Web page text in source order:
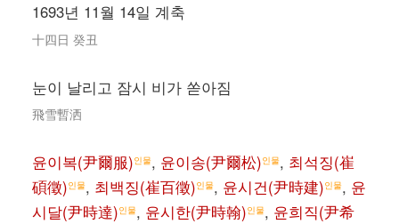
1693년 11월 14일 계축
十四日 癸丑
눈이 날리고 잠시 비가 쏟아짐
飛雪暫洒
윤이복(尹爾服)인물, 윤이송(尹爾松)인물, 최석징(崔
碩徵)인물, 최백징(崔百徵)인물, 윤시건(尹時建)인물, 윤
시달(尹時達)인물, 윤시한(尹時翰)인물, 윤희직(尹希